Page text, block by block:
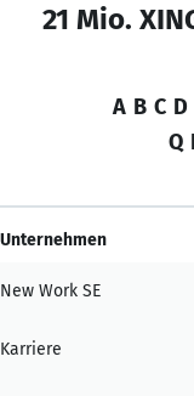
21 Mio.
A B C D
Q
Unternehmen
New Work SE
Karriere